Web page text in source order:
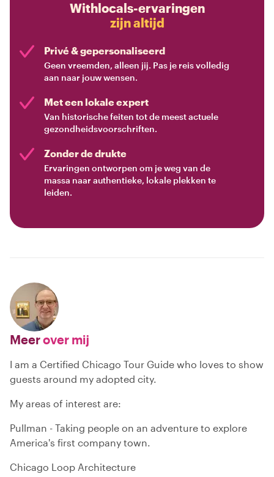
Withlocals-ervaringen
zijn altijd
Privé & gepersonaliseerd
Geen vreemden, alleen jij. Pas je reis volledig
aan naar jouw wensen.
Met een lokale expert
Van historische feiten tot de meest actuele
gezondheidsvoorschriften.
Zonder de drukte
Ervaringen ontworpen om je weg van de
massa naar authentieke, lokale plekken te
leiden.
Meerover mij
I am a Certified Chicago Tour Guide who loves to show
guests around my adopted city.
My areas of interest are:
Pullman - Taking people on an adventure to explore
America's first company town.
Chicago Loop Architecture